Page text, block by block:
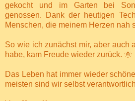
gekocht und im Garten bei
genossen. Dank der heutigen
Menschen, die meinem Herzen nah
So wie ich zunächst mir, aber auch
habe, kam Freude wieder zurück. 🌞
Das Leben hat immer wieder
meisten sind wir selbst